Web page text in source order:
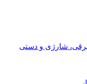
برقی، شارژی و دستی